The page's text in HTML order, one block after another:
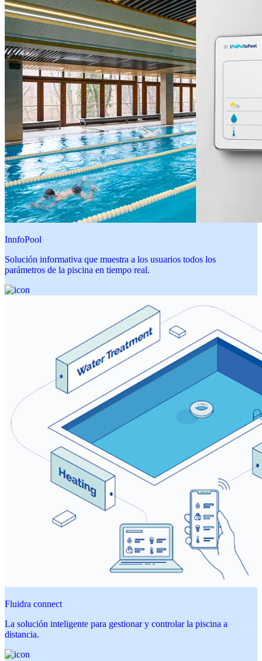
InnfoPool
Solución informativa que muestra a los usuarios todos los
parámetros de la piscina en tiempo real.
Fluidra connect
La solución inteligente para gestionar y controlar la piscina a
distancia.